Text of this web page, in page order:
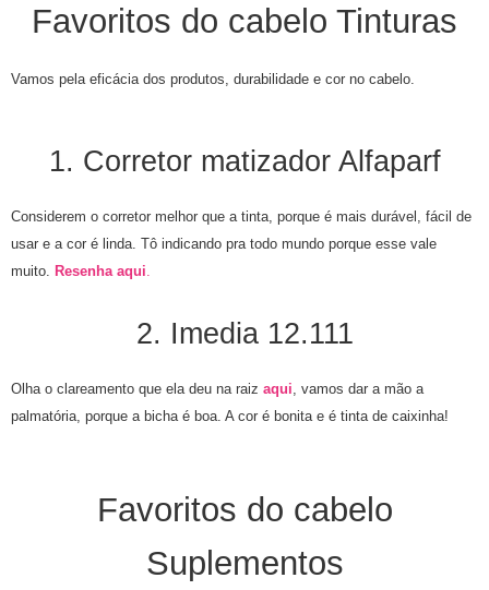
Favoritos do cabelo Tinturas
Vamos pela eficácia dos produtos, durabilidade e cor no cabelo.
1. Corretor matizador Alfaparf
Considerem o corretor melhor que a tinta, porque é mais durável, fácil de
usar e a cor é linda. Tô indicando pra todo mundo porque esse vale
muito. Resenha aqui
2. Imedia 12.111
Olha o clareamento que ela deu na raiz aqui , vamos dar a mão a
palmatória, porque a bicha é boa. A cor é bonita e é tinta de caixinha!
Favoritos do cabelo
Suplementos